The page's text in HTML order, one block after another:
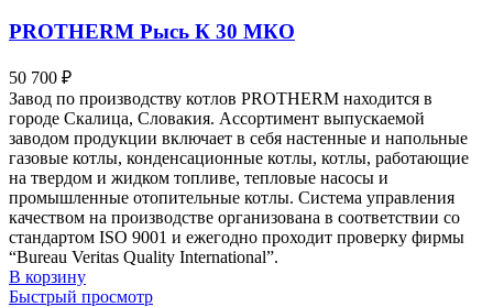
PROTHERM Рысь К 30 MКО
50 700 ₽
Завод по производству котлов PROTHERM находится в
городе Скалица, Словакия. Ассортимент выпускаемой
заводом продукции включает в себя настенные и напольные
газовые котлы, конденсационные котлы, котлы, работающие
на твердом и жидком топливе, тепловые насосы и
промышленные отопительные котлы. Система управления
качеством на производстве организована в соответствии со
стандартом ISO 9001 и ежегодно проходит проверку фирмы
“Bureau Veritas Quality International”.
В корзину
Быстрый просмотр